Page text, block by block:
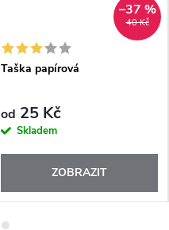
40 Kč
–37 %
Taška papírová
od 25 Kč
Skladem
ZOBRAZIT